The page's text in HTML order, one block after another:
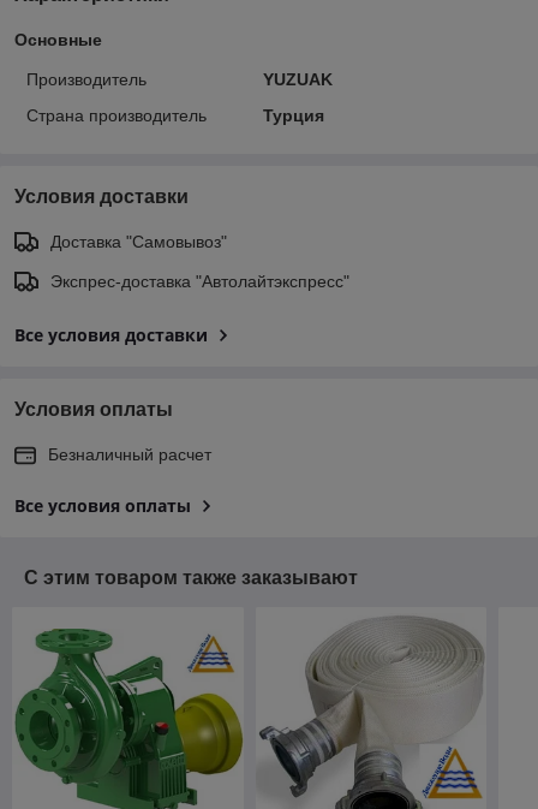
Основные
Производитель
YUZUAK
Страна производитель
Турция
Условия доставки
Доставка "Самовывоз"
Экспрес-доставка "Автолайтэкспресс"
Все условия доставки
Условия оплаты
Безналичный расчет
Все условия оплаты
С этим товаром также заказывают